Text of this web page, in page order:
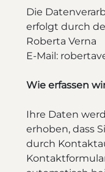
Die
erfolgt durch
Roberta Verna
E-Mail:
Wie erfassen
Ihre Daten
erhoben, dass
durch